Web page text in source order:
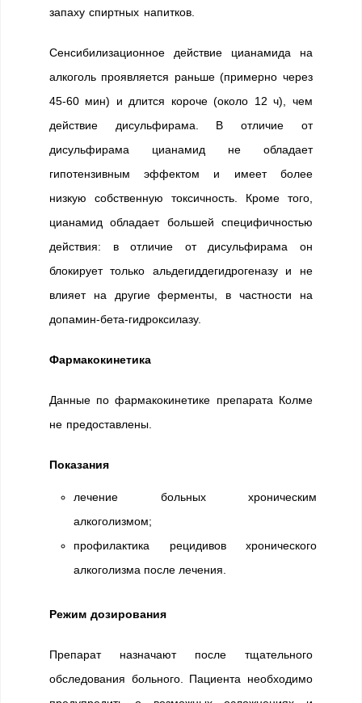
запаху спиртных напитков.
Сенсибилизационное действие цианамида на
алкоголь проявляется раньше (примерно через
45-60 мин) и длится короче (около 12 ч), чем
действие дисульфирама. В отличие от
дисульфирама цианамид не обладает
гипотензивным эффектом и имеет более
низкую собственную токсичность. Кроме того,
цианамид обладает большей специфичностью
действия: в отличие от дисульфирама он
блокирует только альдегиддегидрогеназу и не
влияет на другие ферменты, в частности на
допамин-бета-гидроксилазу.
Фармакокинетика
Данные по фармакокинетике препарата Колме
не предоставлены.
Показания
лечение больных хроническим
алкоголизмом;
профилактика рецидивов хронического
алкоголизма после лечения.
Режим дозирования
Препарат назначают после тщательного
обследования больного. Пациента необходимо